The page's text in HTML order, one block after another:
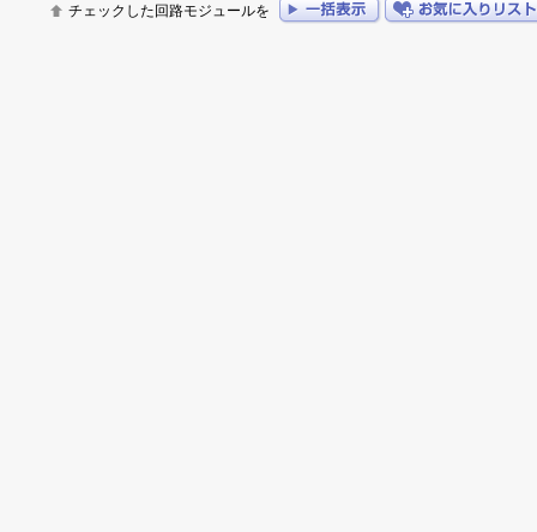
チェックした回路モジュールを